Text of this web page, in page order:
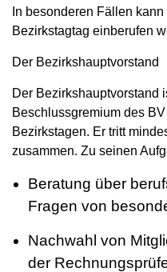
In besonderen Fällen
Bezirkstagtag einberufen
Der Bezirkshauptvorstand
Der Bezirkshauptvorstand
Beschlussgremium des
Bezirkstagen. Er tritt
zusammen. Zu seinen
Beratung über
Fragen von
Nachwahl von
der